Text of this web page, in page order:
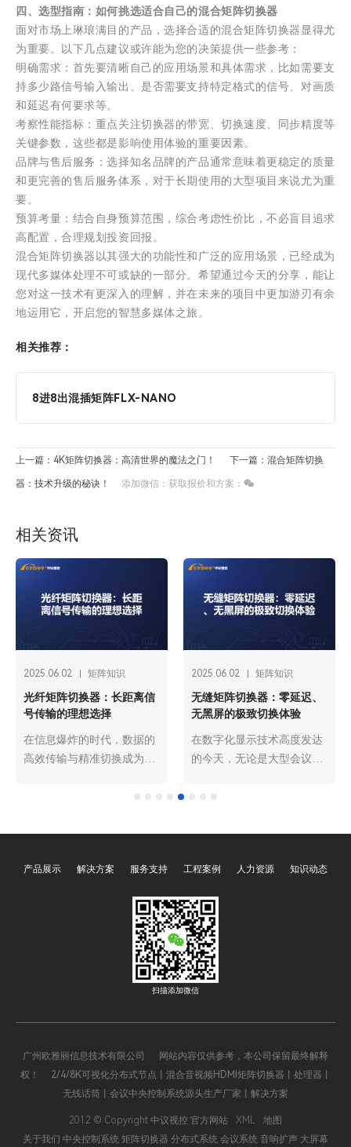
四、选型指南：如何挑选适合自己的混合矩阵切换器
面对市场上琳琅满目的产品，选择合适的混合矩阵切换器显得尤
为重要。以下几点建议或许能为您的决策提供一些参考：
明确需求：首先要清晰自己的应用场景和具体需求，比如需要支
持多少路信号输入输出、是否需要支持特定格式的信号、对画质
和延迟有何要求等。
考察性能指标：重点关注切换器的带宽、切换速度、同步精度等
关键参数，这些都是影响使用体验的重要因素。
品牌与售后服务：选择知名品牌的产品通常意味着更稳定的质量
和更完善的售后服务体系，对于长期使用的大型项目来说尤为重
要。
预算考量：结合自身预算范围，综合考虑性价比，不必盲目追求
高配置，合理规划投资回报。
混合矩阵切换器以其强大的功能性和广泛的应用场景，已经成为
现代多媒体处理不可或缺的一部分。希望通过今天的分享，能让
您对这一技术有更深入的理解，并在未来的项目中更加游刃有余
地运用它，开启您的智慧多媒体之旅。
相关推荐：
8进8出混插矩阵FLX-NANO
上一篇：4K矩阵切换器：高清世界的魔法之门！ 下一篇：混合矩阵切换
器：技术升级的秘诀！ 添加微信：获取报价和方案：
相关资讯
2025.06.02 矩阵知识
光纤矩阵切换器：长距离信
号传输的理想选择
在信息爆炸的时代，数据的
高效传输与精准切换成为各
再到安防监控系统的远程信
需求愈发迫切。传统的信号
干扰等方面存在诸多限制，
广州欧雅丽信息技术有限公
司oyalee中议视控的光纤矩
阵切换器以其卓越的性能，
成为长距离信号传输的理想
据传输领域带来了新的变
2025.06.02 矩阵知识
无缝矩阵切换器：零延迟、
无黑屏的极致切换体验
在数字化显示技术高度发达
的今天，无论是大型会议、
备在切换过程中常常出现延
用户体验。广州欧雅丽信息
控的无缝矩阵切换器“OY-
HDMI0404W，OY-
HDMI0808W，OY-
HDMI1616W、FLX-
NANO，FLX-MMD，FLX-
迟、无黑屏的极致切换体
方式，成为众多行业的 “新
宠”。
产品展示 解决方案 服务支持 工程案例 人力资源 知识动态
扫描添加微信
广州欧雅丽信息技术有限公司 网站内容仅供参考，本公司保留最终解释
权！ 2/4/8K可视化分布式节点丨混合音视频HDMI矩阵切换器丨处理器丨
无线话筒丨会议中央控制系统源头生产厂家丨解决方案
2012 © Copyright 中议视控 官方网站 XML
地图
关于我们 中央控制系统 矩阵切换器 分布式系统 会议系统 音响扩声 大屏幕